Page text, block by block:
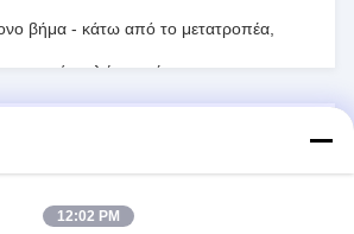
βήμα - κάτω από το μετατροπέα
σειρά πυλών τομέων,
12:02 PM